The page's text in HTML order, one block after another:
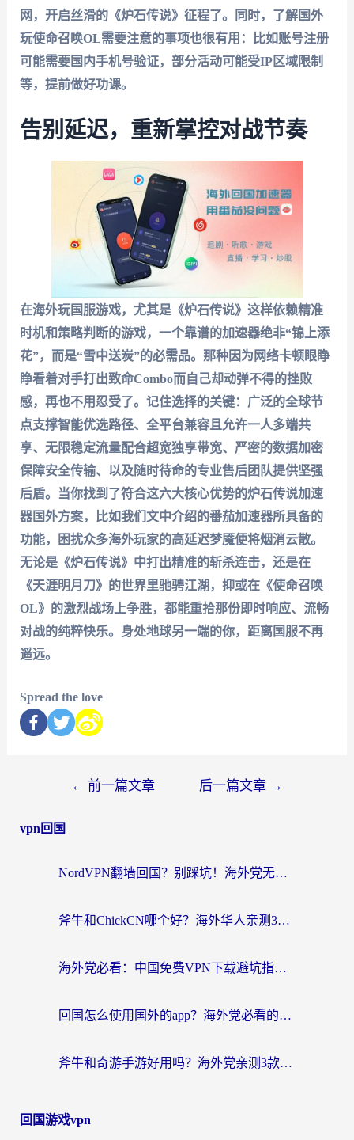
网，开启丝滑的《炉石传说》征程了。同时，了解国外
玩使命召唤OL需要注意的事项也很有用：比如账号注册
可能需要国内手机号验证，部分活动可能受IP区域限制
等，提前做好功课。
告别延迟，重新掌控对战节奏
在海外玩国服游戏，尤其是《炉石传说》这样依赖精准
时机和策略判断的游戏，一个靠谱的加速器绝非“锦上添
花”，而是“雪中送炭”的必需品。那种因为网络卡顿眼睁
睁看着对手打出致命Combo而自己却动弹不得的挫败
感，再也不用忍受了。记住选择的关键：广泛的全球节
点支撑智能优选路径、全平台兼容且允许一人多端共
享、无限稳定流量配合超宽独享带宽、严密的数据加密
保障安全传输、以及随时待命的专业售后团队提供坚强
后盾。当你找到了符合这六大核心优势的炉石传说加速
器国外方案，比如我们文中介绍的番茄加速器所具备的
功能，困扰众多海外玩家的高延迟梦魇便将烟消云散。
无论是《炉石传说》中打出精准的斩杀连击，还是在
《天涯明月刀》的世界里驰骋江湖，抑或在《使命召唤
OL》的激烈战场上争胜，都能重拾那份即时响应、流畅
对战的纯粹快乐。身处地球另一端的你，距离国服不再
遥远。
Spread the love
← 前一篇文章 后一篇文章 →
vpn回国
NordVPN翻墙回国？别踩坑！海外党无缝访问国内资源的真实指南
斧牛和ChickCN哪个好？海外华人亲测3款回国加速器+免费试用攻略
海外党必看：中国免费VPN下载避坑指南 + 无缝访问国内资源的终极方案
回国怎么使用国外的app？海外党必看的无缝访问国内资源全攻略
斧牛和奇游手游好用吗？海外党亲测3款回国加速器，选对才能无缝刷国内资源
回国游戏vpn